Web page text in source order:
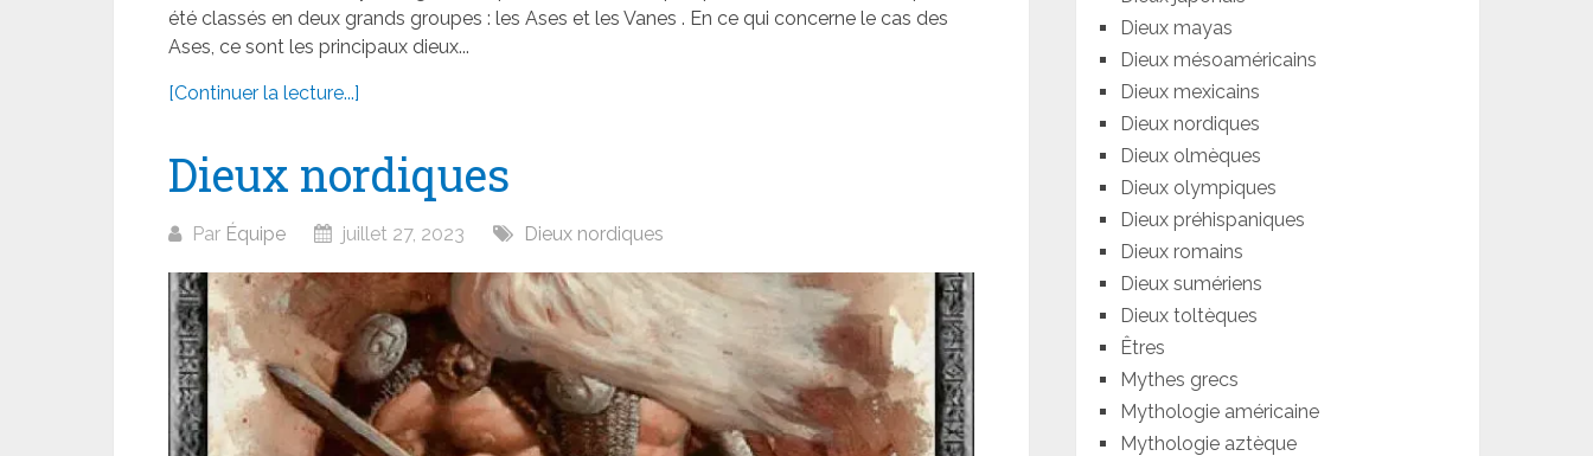
été classés en deux grands groupes : les Ases et les Vanes . En ce qui concerne le cas des
Ases, ce sont les principaux dieux...
[Continuer la lecture...]
Dieux nordiques
Par Équipe juillet 27, 2023 Dieux nordiques
Dieux mayas
Dieux mésoaméricains
Dieux mexicains
Dieux nordiques
Dieux olmèques
Dieux olympiques
Dieux préhispaniques
Dieux romains
Dieux sumériens
Dieux toltèques
Êtres
Mythes grecs
Mythologie américaine
Mythologie aztèque